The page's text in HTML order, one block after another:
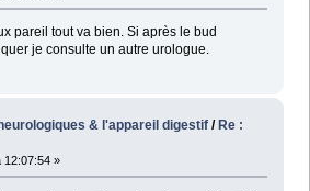
pareil tout va bien. Si après le bud
je consulte un autre urologue.
& l'appareil digestif / Re :
12:07:54 »